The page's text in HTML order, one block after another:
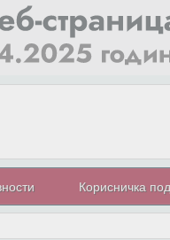
Корисничка